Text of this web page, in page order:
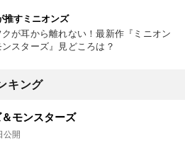
推すミニオンズ
クが耳から離れない！最新作『ミニオン
ンスターズ』見どころは？
キング
モンスターズ
公開